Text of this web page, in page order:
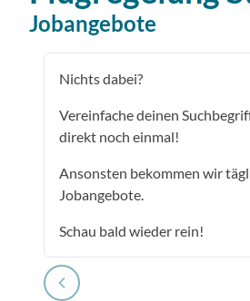
Jobangebote
Nichts dabei?
Vereinfache deinen
direkt noch einmal!
Ansonsten bekommen wir
Jobangebote.
Schau bald wieder rein!